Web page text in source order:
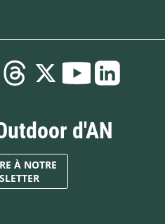
d'AN
À NOTRE